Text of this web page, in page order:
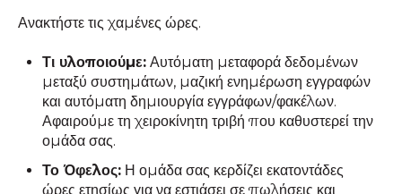
Ανακτήστε τις χαμένες ώρες.
Τι υλοποιούμε: Αυτόματη μεταφορά δεδομένων
μεταξύ συστημάτων, μαζική ενημέρωση εγγραφών
και αυτόματη δημιουργία εγγράφων/φακέλων.
Αφαιρούμε τη χειροκίνητη τριβή που καθυστερεί την
ομάδα σας.
Το Όφελος: Η ομάδα σας κερδίζει εκατοντάδες
ώρες ετησίως για να εστιάσει σε πωλήσεις και